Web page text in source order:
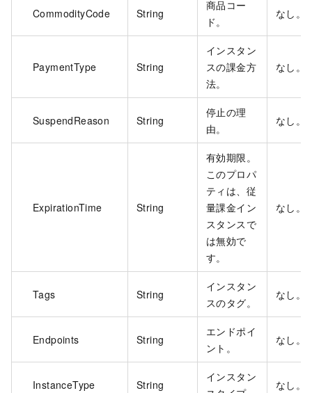
CommodityCode String
商品コー
ド。
なし。
PaymentType String
インスタン
スの課金方
法。
なし。
SuspendReason String
停止の理
由。
なし。
ExpirationTime String
有効期限。
このプロパ
ティは、従
量課金イン
スタンスで
は無効で
す。
なし。
Tags String
インスタン
スのタグ。
なし。
Endpoints String
エンドポイ
ント。
なし。
InstanceType String
インスタン
なし。